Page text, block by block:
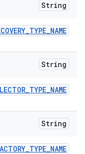
String
_TYPE_NAME
String
_TYPE_NAME
String
_TYPE_NAME